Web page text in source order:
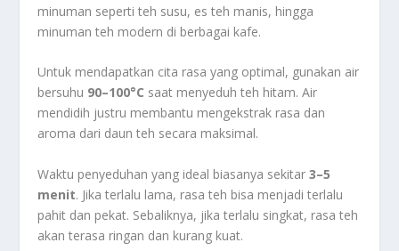
minuman seperti teh susu, es teh manis, hingga
minuman teh modern di berbagai kafe.
Untuk mendapatkan cita rasa yang optimal, gunakan air
bersuhu 90–100°C saat menyeduh teh hitam. Air
mendidih justru membantu mengekstrak rasa dan
aroma dari daun teh secara maksimal.
Waktu penyeduhan yang ideal biasanya sekitar3–5
menit. Jika terlalu lama, rasa teh bisa menjadi terlalu
pahit dan pekat. Sebaliknya, jika terlalu singkat, rasa teh
akan terasa ringan dan kurang kuat.